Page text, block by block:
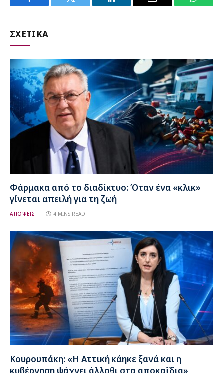
Facebook Twitter LinkedIn Email
ΣΧΕΤΙΚΑ
Φάρμακα από το διαδίκτυο: Όταν ένα «κλικ»
γίνεται απειλή για τη ζωή
ΑΠΟΨΕΙΣ 4 MINS READ
Κουρουπάκη: «Η Αττική κάηκε ξανά και η
κυβέρνηση ψάχνει άλλοθι στα αποκαΐδια»